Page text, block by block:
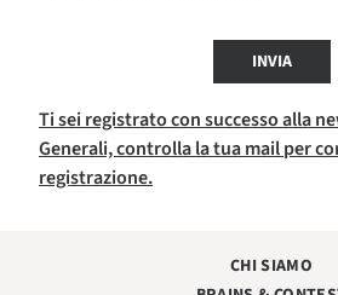
INVIA
Ti sei registrato con successo alla
Generali, controlla la tua mail per
registrazione.
CHI SIAMO